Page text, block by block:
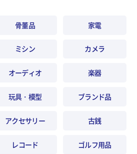
骨董品 家電
ミシン カメラ
オーディオ 楽器
玩具・模型 ブランド品
アクセサリー 古銭
レコード ゴルフ用品